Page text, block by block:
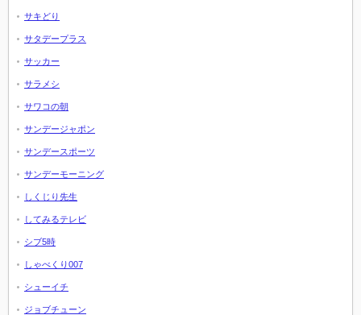
サキどり
サタデープラス
サッカー
サラメシ
サワコの朝
サンデージャポン
サンデースポーツ
サンデーモーニング
しくじり先生
してみるテレビ
シブ5時
しゃべくり007
シューイチ
ジョブチューン